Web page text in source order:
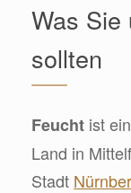
Was Sie
sollten
Feucht ist
Land in
Stadt